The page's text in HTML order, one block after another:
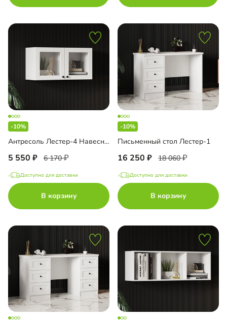
-10%
Антресоль Лестер-4 Навесная
5 550 6 170
Доступно для доставки
В корзину
-10%
Письменный стол Лестер-1
16 250 18 060
Доступно для доставки
В корзину